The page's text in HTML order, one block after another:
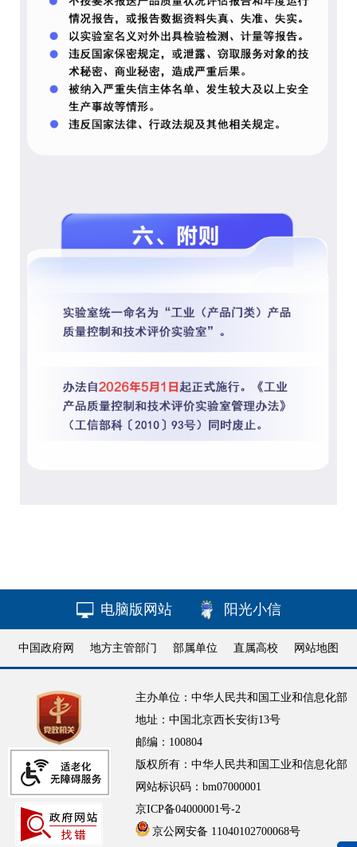
电脑版网站 阳光小信
中国政府网 地方主管部门 部属单位 直属高校 网站地图
主办单位：中华人民共和国工业和信息化部
地址：中国北京西长安街13号
邮编：100804
版权所有：中华人民共和国工业和信息化部
网站标识码：bm07000001
京ICP备04000001号-2
京公网安备 11040102700068号